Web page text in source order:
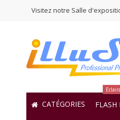
Visitez notre Salle
CATÉGORIES FLASH